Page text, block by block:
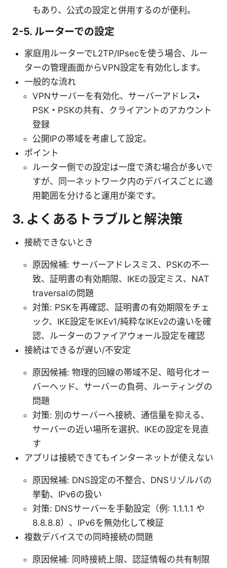
もあり、公式の設定と併用するのが便利。
2-5. ルーターでの設定
家庭用ルーターでL2TP/IPsecを使う場合、ルー
ターの管理画面からVPN設定を有効化します。
一般的な流れ
VPNサーバーを有効化、サーバーアドレス・
PSK・PSKの共有、クライアントのアカウント
登録
公開IPの帯域を考慮して設定。
ポイント
ルーター側での設定は一度で済む場合が多いで
すが、同一ネットワーク内のデバイスごとに適
用範囲を分けると運用が楽です。
3. よくあるトラブルと解決策
接続できないとき
原因候補: サーバーアドレスミス、PSKの不一
致、証明書の有効期限、IKEの設定ミス、NAT
traversalの問題
対策: PSKを再確認、証明書の有効期限をチェ
ック、IKE設定をIKEv1/純粋なIKEv2の違いを確
認、ルーターのファイアウォール設定を確認
接続はできるが遅い/不安定
原因候補: 物理的回線の帯域不足、暗号化オー
バーヘッド、サーバーの負荷、ルーティングの
問題
対策: 別のサーバーへ接続、通信量を抑える、
サーバーの近い場所を選択、IKEの設定を見直
す
アプリは接続できてもインターネットが使えない
原因候補: DNS設定の不整合、DNSリゾルバの
挙動、IPv6の扱い
対策: DNSサーバーを手動設定（例: 1.1.1.1 や
8.8.8.8）、IPv6を無効化して検証
複数デバイスでの同時接続の問題
原因候補: 同時接続上限、認証情報の共有制限